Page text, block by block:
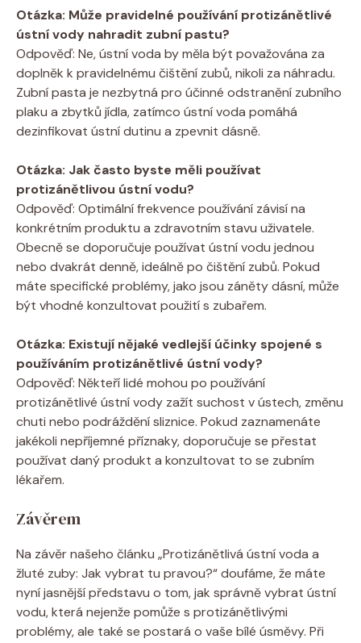
Otázka: Může pravidelné používání protizánětlivé
ústní vody nahradit zubní pastu?
Odpověď: Ne, ústní voda by měla být považována za
doplněk k pravidelnému čištění zubů, nikoli za náhradu.
Zubní pasta je nezbytná pro účinné odstranění zubního
plaku a zbytků jídla, zatímco ústní voda pomáhá
dezinfikovat ústní dutinu a zpevnit dásně.
Otázka: Jak často byste měli používat
protizánětlivou ústní vodu?
Odpověď: Optimální frekvence používání závisí na
konkrétním produktu a zdravotním stavu uživatele.
Obecně se doporučuje používat ústní vodu jednou
nebo dvakrát denně, ideálně po čištění zubů. Pokud
máte specifické problémy, jako jsou záněty dásní, může
být vhodné konzultovat použití s zubařem.
Otázka: Existují nějaké vedlejší účinky spojené s
používáním protizánětlivé ústní vody?
Odpověď: Někteří lidé mohou po používání
protizánětlivé ústní vody zažít suchost v ústech, změnu
chuti nebo podráždění sliznice. Pokud zaznamenáte
jakékoli nepříjemné příznaky, doporučuje se přestat
používat daný produkt a konzultovat to se zubním
lékařem.
Závěrem
Na závěr našeho článku „Protizánětlivá ústní voda a
žluté zuby: Jak vybrat tu pravou?“ doufáme, že máte
nyní jasnější představu o tom, jak správně vybrat ústní
vodu, která nejenže pomůže s protizánětlivými
problémy, ale také se postará o vaše bílé úsměvy. Při